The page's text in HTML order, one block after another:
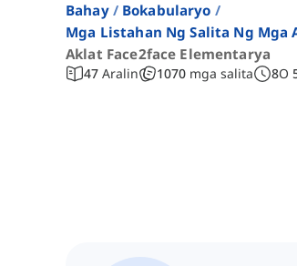
Bahay
Bokabularyo
Mga Listahan Ng Salita Ng
Aklat Face2face Elementarya
47 Aralin 1070 mga salita 8O